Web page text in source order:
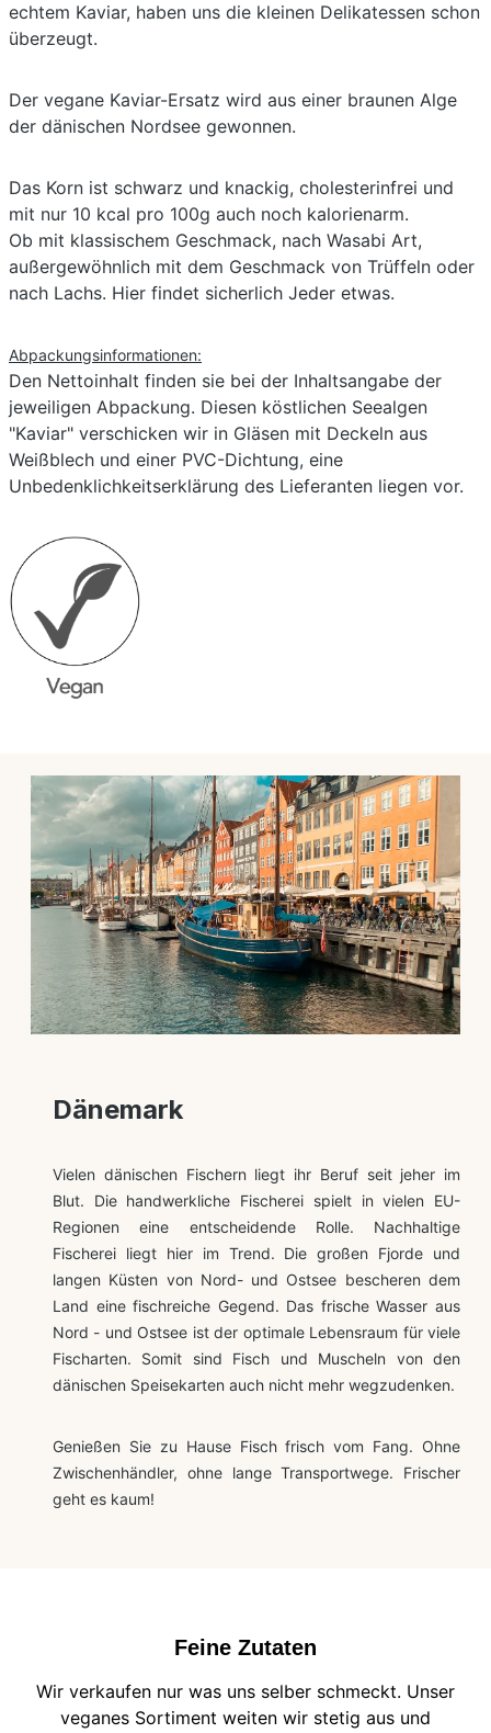
echtem Kaviar, haben uns die kleinen Delikatessen schon
überzeugt.
Der vegane Kaviar-Ersatz wird aus einer braunen Alge
der dänischen Nordsee gewonnen.
Das Korn ist schwarz und knackig, cholesterinfrei und
mit nur 10 kcal pro 100g auch noch kalorienarm.
Ob mit klassischem Geschmack, nach Wasabi Art,
außergewöhnlich mit dem Geschmack von Trüffeln oder
nach Lachs. Hier findet sicherlich Jeder etwas.
Abpackungsinformationen:
Den Nettoinhalt finden sie bei der Inhaltsangabe der
jeweiligen Abpackung. Diesen köstlichen Seealgen
"Kaviar" verschicken wir in Gläsen mit Deckeln aus
Weißblech und einer PVC-Dichtung, eine
Unbedenklichkeitserklärung des Lieferanten liegen vor.
Dänemark
Vielen dänischen Fischern liegt ihr Beruf seit jeher im
Blut. Die handwerkliche Fischerei spielt in vielen EU-
Regionen eine entscheidende Rolle. Nachhaltige
Fischerei liegt hier im Trend. Die großen Fjorde und
langen Küsten von Nord- und Ostsee bescheren dem
Land eine fischreiche Gegend. Das frische Wasser aus
Nord - und Ostsee ist der optimale Lebensraum für viele
Fischarten. Somit sind Fisch und Muscheln von den
dänischen Speisekarten auch nicht mehr wegzudenken.
Genießen Sie zu Hause Fisch frisch vom Fang. Ohne
Zwischenhändler, ohne lange Transportwege. Frischer
geht es kaum!
Feine Zutaten
Wir verkaufen nur was uns selber schmeckt. Unser
veganes Sortiment weiten wir stetig aus und